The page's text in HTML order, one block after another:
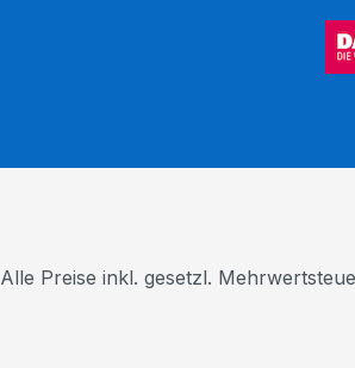
Alle Preise inkl. gesetzl.